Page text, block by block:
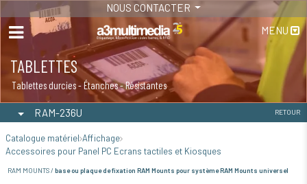
NOUS CONTACTER
MENU
TABLETTES
Tablettes durcies - Étanches - Résistantes
RAM-236U RETOUR
Catalogue matériel Affichage
Accessoires pour Panel PC Ecrans tactiles et Kiosques
RAM MOUNTS / base ou plaque de fixation RAM Mounts pour système RAM Mounts universel